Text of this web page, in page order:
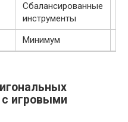
Сбалансированные
инструменты
Минимум
игровыми